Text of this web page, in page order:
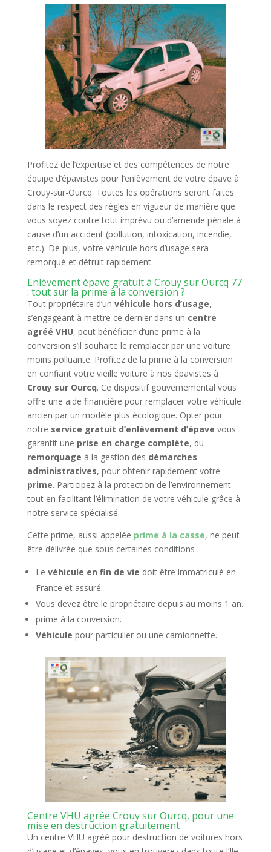
Profitez de l’expertise et des compétences de notre
équipe d’épavistes pour l’enlèvement de votre épave à
Crouy-sur-Ourcq. Toutes les opérations seront faites
dans le respect des règles en vigueur de manière que
vous soyez contre tout imprévu ou d’amende pénale à
cause d’un accident (pollution, intoxication, incendie,
etc.). De plus, votre véhicule hors d’usage sera
remorqué et détruit rapidement.
Enlèvement épave gratuit à Crouy sur Ourcq 77
: tout sur la prime à la conversion ?
Tout propriétaire d’un véhicule hors d’usage,
s’engageant à mettre ce dernier dans un centre
agréé VHU, peut bénéficier d’une prime à la
conversion s’il souhaite le remplacer par une voiture
moins polluante. Profitez de la prime à la conversion
en confiant votre vieille voiture à nos épavistes à
Crouy sur Ourcq. Ce dispositif gouvernemental vous
offre une aide financière pour remplacer votre véhicule
ancien par un modèle plus écologique. Opter pour
notre service gratuit d’enlèvement d’épave vous
garantit une prise en charge complète, du
remorquage à la gestion des démarches
administratives, pour obtenir rapidement votre
prime. Participez à la protection de l’environnement
tout en facilitant l’élimination de votre véhicule grâce à
notre service spécialisé.
Cette prime, aussi appelée prime à la casse, ne peut
être délivrée que sous certaines conditions :
Le véhicule en fin de vie doit être immatriculé en
France et assuré.
Vous devez être le propriétaire depuis au moins 1 an.
prime à la conversion.
Véhicule pour particulier ou une camionnette.
Centre VHU agrée Crouy sur Ourcq, pour une
mise en destruction gratuitement
Un centre VHU agréé pour destruction de voitures hors